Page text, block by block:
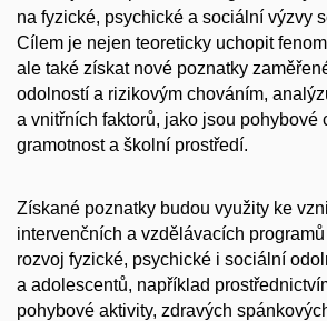
na fyzické, psychické a sociální výzvy
Cílem je nejen teoreticky uchopit
ale také získat nové poznatky
odolností a rizikovým chováním,
a vnitřních faktorů, jako jsou pohybové
gramotnost a školní prostředí.
Získané poznatky budou využity ke
intervenčních a vzdělávacích
rozvoj fyzické, psychické i sociální
a adolescentů, například
pohybové aktivity, zdravých